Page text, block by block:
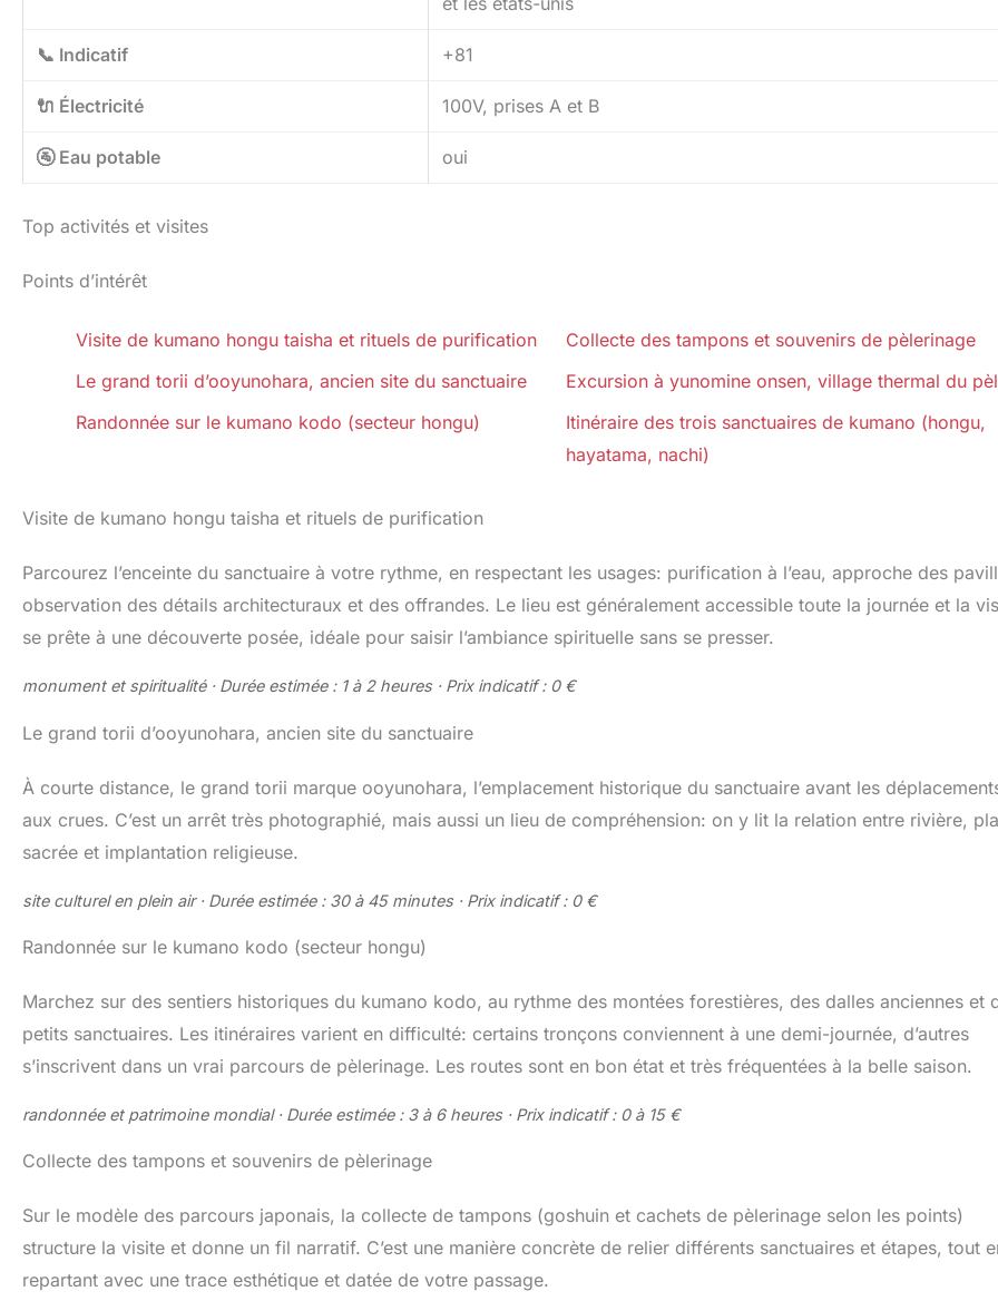
📞 Indicatif +81
🔌 Électricité 100V, prises A et B
🚰 Eau potable oui
Top activités et visites
Points d’intérêt
Visite de kumano hongu taisha et rituels de purification
Le grand torii d’ooyunohara, ancien site du sanctuaire
Randonnée sur le kumano kodo (secteur hongu)
Collecte des tampons et souvenirs de pèlerinage
Excursion à yunomine onsen, village thermal du
Itinéraire des trois sanctuaires de kumano (hongu,
hayatama, nachi)
Visite de kumano hongu taisha et rituels de purification
Parcourez l’enceinte du sanctuaire à votre rythme, en respectant les usages: purification à l’eau, approche des
observation des détails architecturaux et des offrandes. Le lieu est généralement accessible toute la journée et la
se prête à une découverte posée, idéale pour saisir l’ambiance spirituelle sans se presser.
monument et spiritualité · Durée estimée : 1 à 2 heures · Prix indicatif : 0 €
Le grand torii d’ooyunohara, ancien site du sanctuaire
À courte distance, le grand torii marque ooyunohara, l’emplacement historique du sanctuaire avant les
aux crues. C’est un arrêt très photographié, mais aussi un lieu de compréhension: on y lit la relation entre rivière,
sacrée et implantation religieuse.
site culturel en plein air · Durée estimée : 30 à 45 minutes · Prix indicatif : 0 €
Randonnée sur le kumano kodo (secteur hongu)
Marchez sur des sentiers historiques du kumano kodo, au rythme des montées forestières, des dalles anciennes et
petits sanctuaires. Les itinéraires varient en difficulté: certains tronçons conviennent à une demi-journée, d’autres
s’inscrivent dans un vrai parcours de pèlerinage. Les routes sont en bon état et très fréquentées à la belle saison.
randonnée et patrimoine mondial · Durée estimée : 3 à 6 heures · Prix indicatif : 0 à 15 €
Collecte des tampons et souvenirs de pèlerinage
Sur le modèle des parcours japonais, la collecte de tampons (goshuin et cachets de pèlerinage selon les points)
structure la visite et donne un fil narratif. C’est une manière concrète de relier différents sanctuaires et étapes, tout
repartant avec une trace esthétique et datée de votre passage.